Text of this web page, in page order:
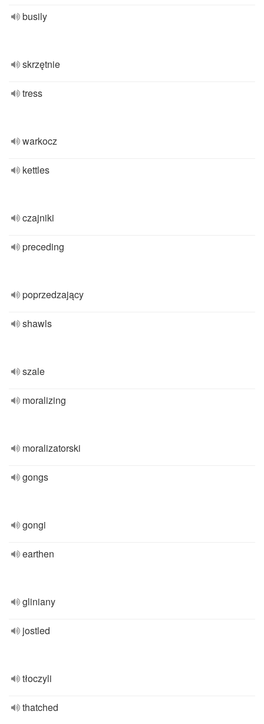
busily
skrzętnie
tress
warkocz
kettles
czajniki
preceding
poprzedzający
shawls
szale
moralizing
moralizatorski
gongs
gongi
earthen
gliniany
jostled
tłoczyli
thatched